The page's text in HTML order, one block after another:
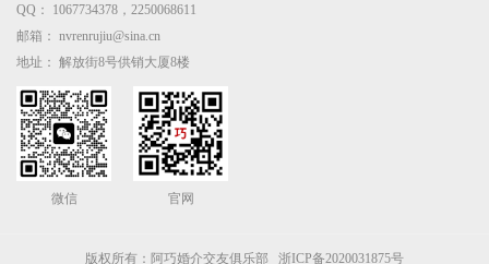
QQ：
1067734378，2250068611
邮箱： nvrenrujiu@sina.cn
地址： 解放街8号供销大厦8楼
微信 官网
版权所有：阿巧婚介交友俱乐部 浙ICP备2020031875号